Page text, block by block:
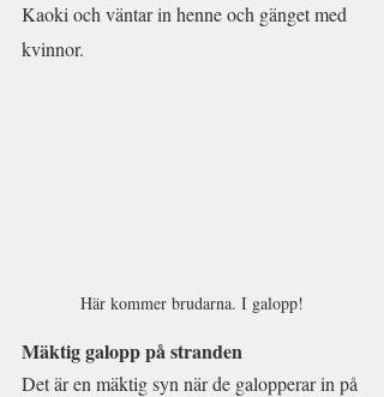
Kaoki och väntar in henne och gänget med
kvinnor.
Här kommer brudarna. I galopp!
Mäktig galopp på stranden
Det är en mäktig syn när de galopperar in på